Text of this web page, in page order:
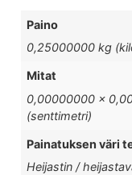
Paino
0,25000000 kg
Mitat
0,00000000 ×
(senttimetri)
Painatuksen väri
Heijastin /